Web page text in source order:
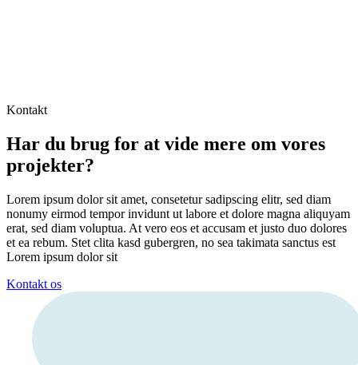
Kontakt
Har du brug for at vide mere om vores
projekter?
Lorem ipsum dolor sit amet, consetetur sadipscing elitr, sed diam
nonumy eirmod tempor invidunt ut labore et dolore magna aliquyam
erat, sed diam voluptua. At vero eos et accusam et justo duo dolores
et ea rebum. Stet clita kasd gubergren, no sea takimata sanctus est
Lorem ipsum dolor sit
Kontakt os